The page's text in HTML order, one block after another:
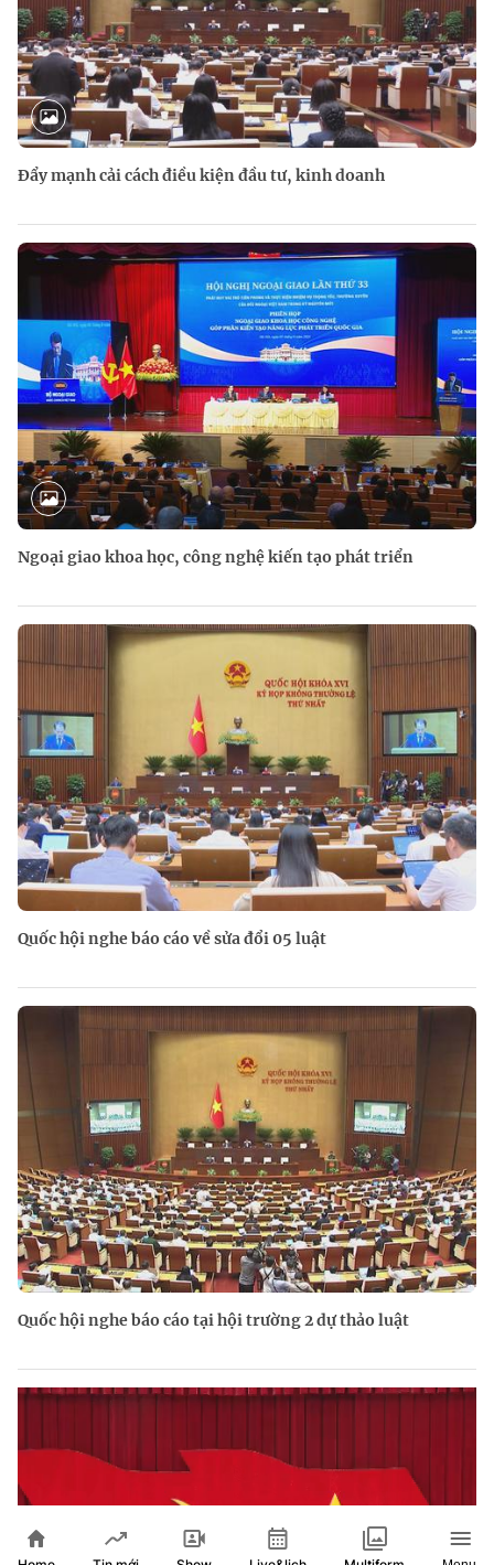
Đẩy mạnh cải cách điều kiện đầu tư, kinh doanh
Ngoại giao khoa học, công nghệ kiến tạo phát triển
Quốc hội nghe báo cáo về sửa đổi 05 luật
Quốc hội nghe báo cáo tại hội trường 2 dự thảo luật